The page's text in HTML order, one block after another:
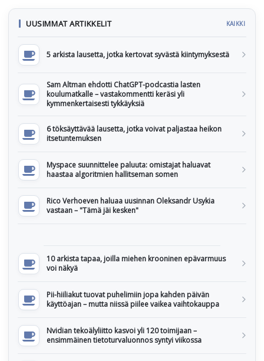
UUSIMMAT ARTIKKELIT KAIKKI
5 arkista lausetta, jotka kertovat syvästä kiintymyksestä
Sam Altman ehdotti ChatGPT-podcastia lasten
koulumatkalle – vastakommentti keräsi yli
kymmenkertaisesti tykkäyksiä
6 töksäyttävää lausetta, jotka voivat paljastaa heikon
itsetuntemuksen
Myspace suunnittelee paluuta: omistajat haluavat
haastaa algoritmien hallitseman somen
Rico Verhoeven haluaa uusinnan Oleksandr Usykia
vastaan – "Tämä jäi kesken"
10 arkista tapaa, joilla miehen krooninen epävarmuus
voi näkyä
Pii-hiiliakut tuovat puhelimiin jopa kahden päivän
käyttöajan – mutta niissä piilee vaikea vaihtokauppa
Nvidian tekoälyliitto kasvoi yli 120 toimijaan –
ensimmäinen tietoturvaluonnos syntyi viikossa